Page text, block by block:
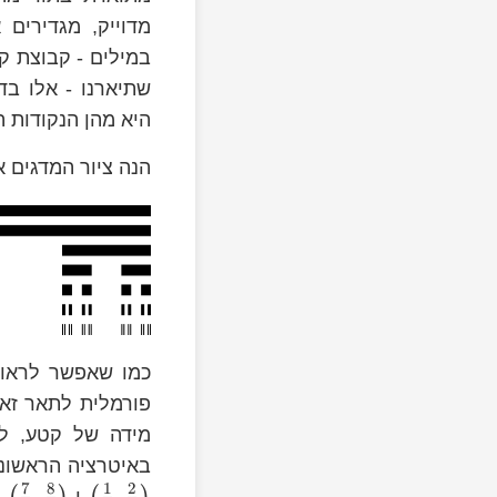
C_{2}\supset\dots
מדוייק,C=\bigcap_{i=0}^{\infty}C_{i}
במילים - קבוצת
\left[0,1\right]
שתיארנו - אלו
היא מהן הנקודות
הנה ציור
כמו שאפשר
פורמלית לתאר
מידה של קטע,
באיטרציה
1 2
7 8